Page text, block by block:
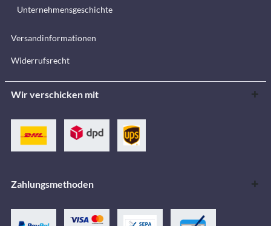
Unternehmensgeschichte
Versandinformationen
Widerrufsrecht
Wir verschicken mit
Zahlungsmethoden